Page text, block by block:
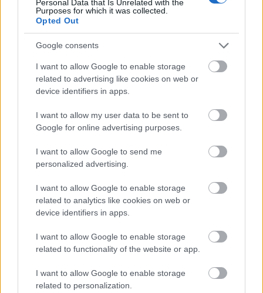
Personal Data that Is Unrelated with the
Purposes for which it was collected.
Opted Out
Google consents
I want to allow Google to enable storage
related to advertising like cookies on web or
device identifiers in apps.
I want to allow my user data to be sent to
Google for online advertising purposes.
I want to allow Google to send me
personalized advertising.
I want to allow Google to enable storage
related to analytics like cookies on web or
device identifiers in apps.
I want to allow Google to enable storage
related to functionality of the website or app.
I want to allow Google to enable storage
related to personalization.
A hozzászóláshoz be kell lépned!
VAGY
spinat
ha jól tudo Izlandnak sincs hadserege
világevő